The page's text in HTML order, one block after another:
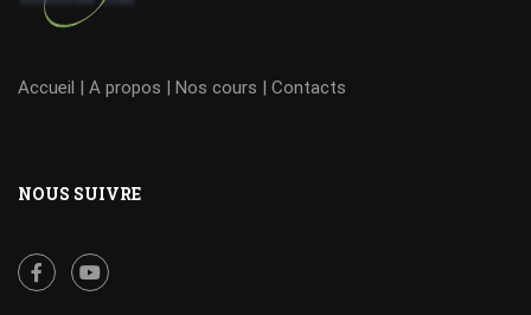
Accueil | A propos | Nos cours | Contacts
NOUS SUIVRE